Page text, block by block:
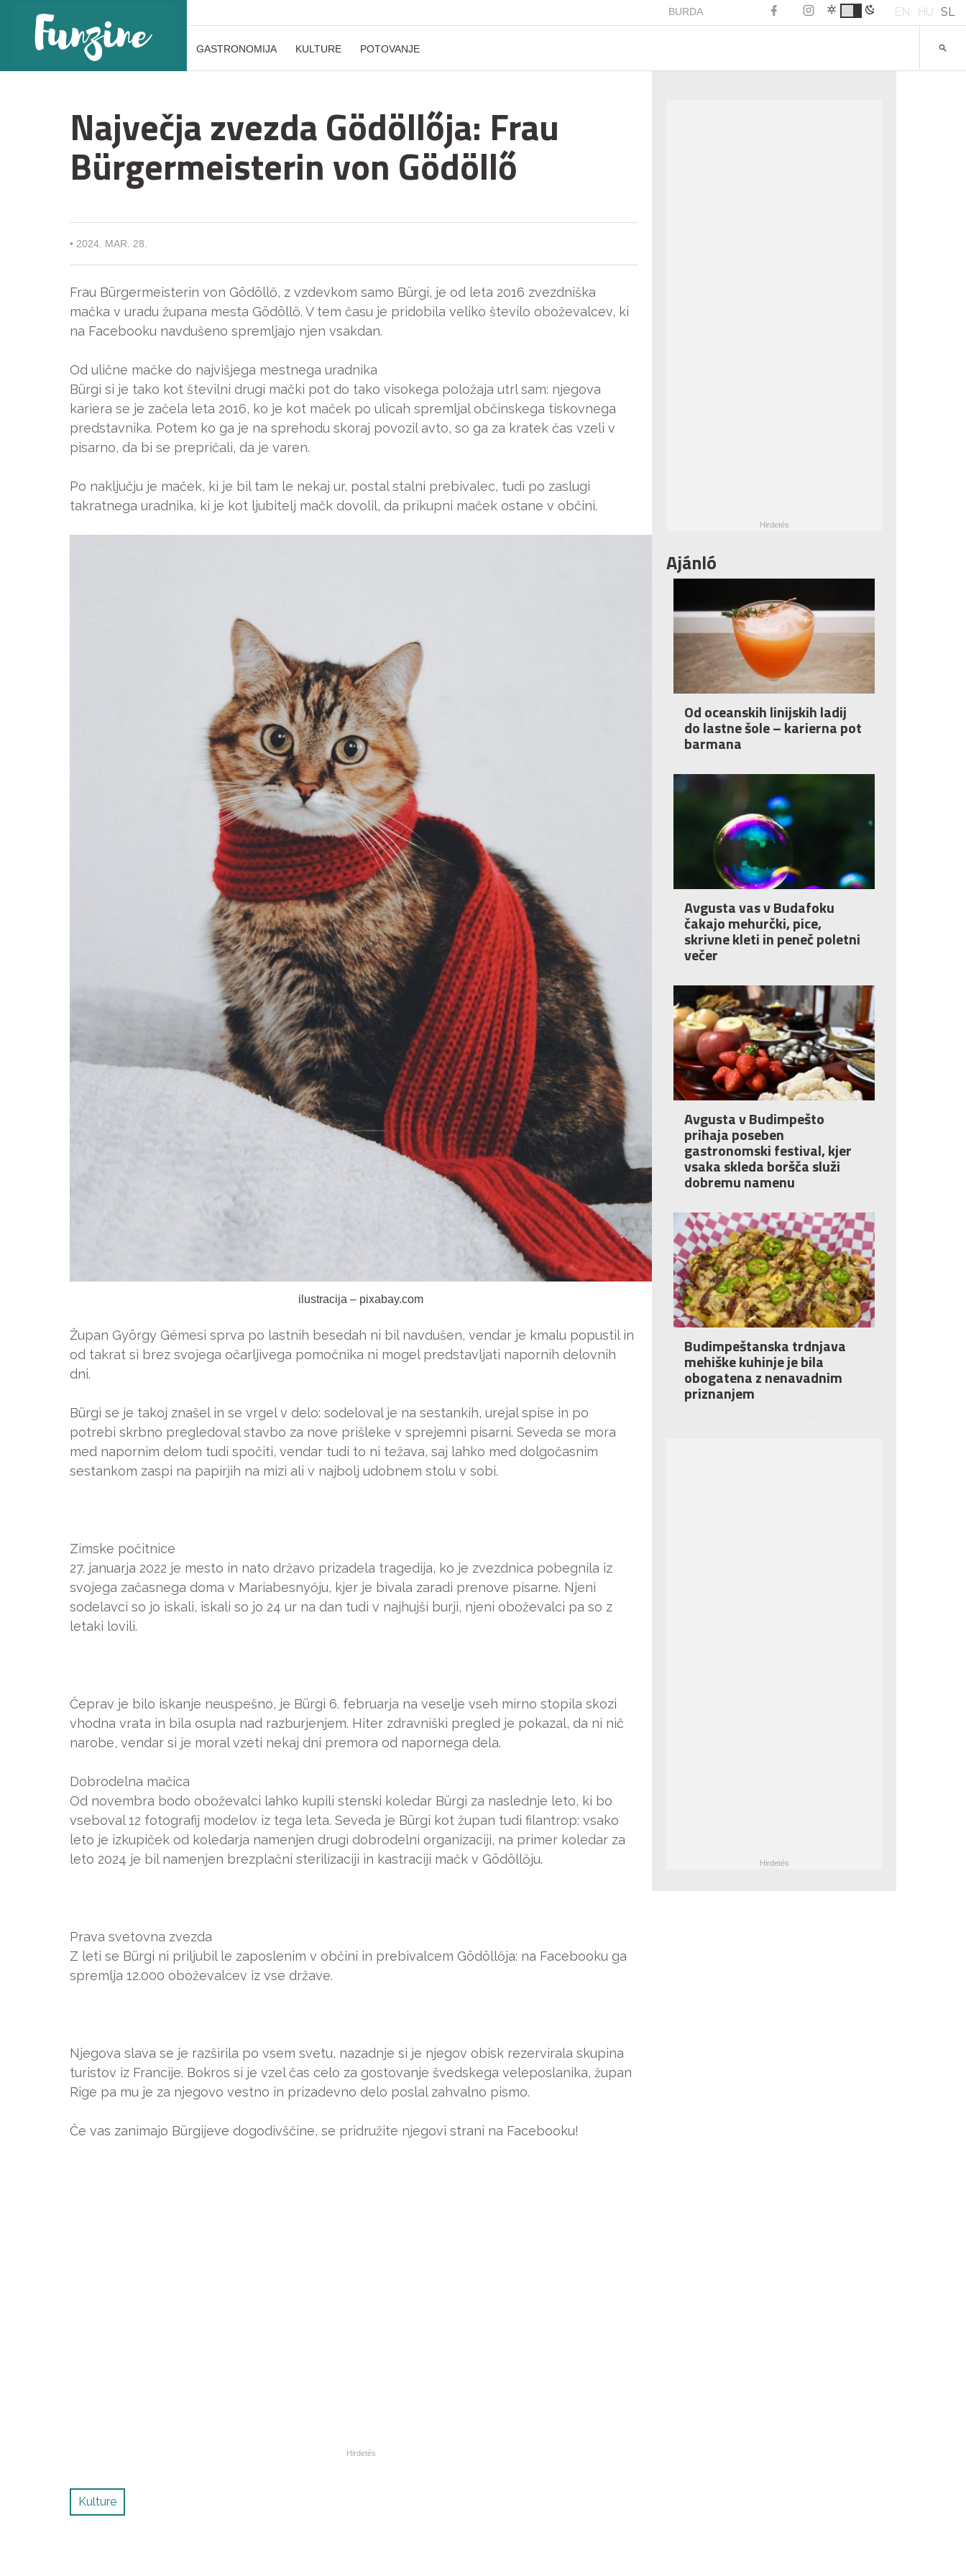
BURDA EN HU SL
GASTRONOMIJA KULTURE POTOVANJE
Največja zvezda Gödöllőja: Frau
Bürgermeisterin von Gödöllő
• 2024. MAR. 28.
Frau Bürgermeisterin von Gödöllő, z vzdevkom samo Bürgi, je od leta 2016 zvezdniška
mačka v uradu župana mesta Gödöllő. V tem času je pridobila veliko število oboževalcev, ki
na Facebooku navdušeno spremljajo njen vsakdan.
Od ulične mačke do najvišjega mestnega uradnika
Bürgi si je tako kot številni drugi mački pot do tako visokega položaja utrl sam: njegova
kariera se je začela leta 2016, ko je kot maček po ulicah spremljal občinskega tiskovnega
predstavnika. Potem ko ga je na sprehodu skoraj povozil avto, so ga za kratek čas vzeli v
pisarno, da bi se prepričali, da je varen.
Po naključju je maček, ki je bil tam le nekaj ur, postal stalni prebivalec, tudi po zaslugi
takratnega uradnika, ki je kot ljubitelj mačk dovolil, da prikupni maček ostane v občini.
ilustracija – pixabay.com
Župan György Gémesi sprva po lastnih besedah ni bil navdušen, vendar je kmalu popustil in
od takrat si brez svojega očarljivega pomočnika ni mogel predstavljati napornih delovnih
dni.
Bürgi se je takoj znašel in se vrgel v delo: sodeloval je na sestankih, urejal spise in po
potrebi skrbno pregledoval stavbo za nove prišleke v sprejemni pisarni. Seveda se mora
med napornim delom tudi spočiti, vendar tudi to ni težava, saj lahko med dolgočasnim
sestankom zaspi na papirjih na mizi ali v najbolj udobnem stolu v sobi.
Zimske počitnice
27. januarja 2022 je mesto in nato državo prizadela tragedija, ko je zvezdnica pobegnila iz
svojega začasnega doma v Mariabesnyőju, kjer je bivala zaradi prenove pisarne. Njeni
sodelavci so jo iskali, iskali so jo 24 ur na dan tudi v najhujši burji, njeni oboževalci pa so z
letaki lovili.
Čeprav je bilo iskanje neuspešno, je Bürgi 6. februarja na veselje vseh mirno stopila skozi
vhodna vrata in bila osupla nad razburjenjem. Hiter zdravniški pregled je pokazal, da ni nič
narobe, vendar si je moral vzeti nekaj dni premora od napornega dela.
Dobrodelna mačica
Od novembra bodo oboževalci lahko kupili stenski koledar Bürgi za naslednje leto, ki bo
vseboval 12 fotografij modelov iz tega leta. Seveda je Bürgi kot župan tudi filantrop: vsako
leto je izkupiček od koledarja namenjen drugi dobrodelni organizaciji, na primer koledar za
leto 2024 je bil namenjen brezplačni sterilizaciji in kastraciji mačk v Gödöllőju.
Prava svetovna zvezda
Z leti se Bürgi ni priljubil le zaposlenim v občini in prebivalcem Gödöllőja: na Facebooku ga
spremlja 12.000 oboževalcev iz vse države.
Njegova slava se je razširila po vsem svetu, nazadnje si je njegov obisk rezervirala skupina
turistov iz Francije. Bokros si je vzel čas celo za gostovanje švedskega veleposlanika, župan
Rige pa mu je za njegovo vestno in prizadevno delo poslal zahvalno pismo.
Če vas zanimajo Bürgijeve dogodivščine, se pridružite njegovi strani na Facebooku!
Kulture
Ajánló
Od oceanskih linijskih ladij
do lastne šole – karierna pot
barmana
Avgusta vas v Budafoku
čakajo mehurčki, pice,
skrivne kleti in peneč poletni
večer
Avgusta v Budimpešto
prihaja poseben
gastronomski festival, kjer
vsaka skleda boršča služi
dobremu namenu
Budimpeštanska trdnjava
mehiške kuhinje je bila
obogatena z nenavadnim
priznanjem